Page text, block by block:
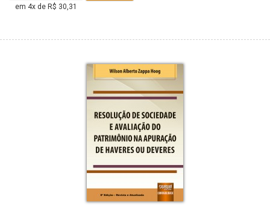
em 4x de R$ 30,31